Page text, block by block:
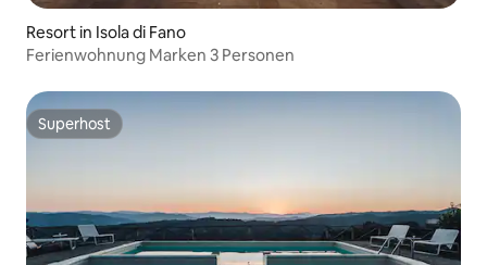
Resort in Isola di Fano
Ferienwohnung Marken 3 Personen
Superhost
Superhost